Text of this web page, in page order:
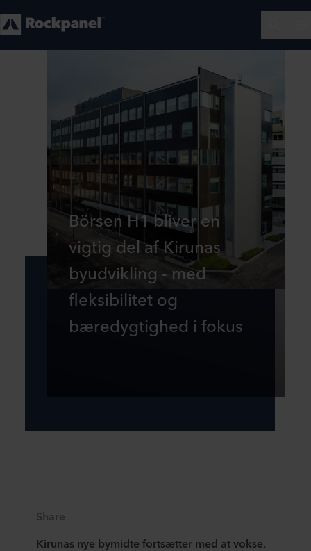
Börsen H1 bliver en
vigtig del af Kirunas
byudvikling - med
fleksibilitet og
bæredygtighed i fokus
Share
Kirunas nye bymidte fortsætter med at vokse.